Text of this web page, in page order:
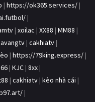
| https://ok365.services/ |
|
| xoilac | XX88 | MM88 |
| cakhiatv |
| https://79king.express/ |
| KJC | 8xx |
| cakhiatv | kèo nhà cái |
|